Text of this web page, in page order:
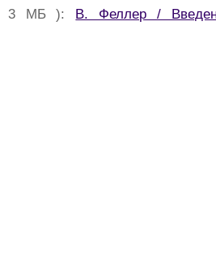
( 3 МБ ): В. Феллер /